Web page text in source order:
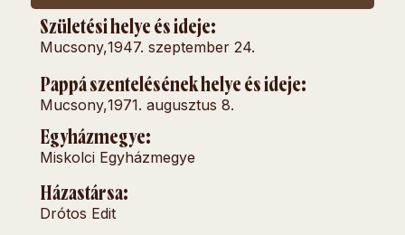
Születési helye és ideje:
Mucsony,1947. szeptember 24.
Pappá szentelésének helye és ideje:
Mucsony,1971. augusztus 8.
Egyházmegye:
Miskolci Egyházmegye
Házastársa:
Drótos Edit